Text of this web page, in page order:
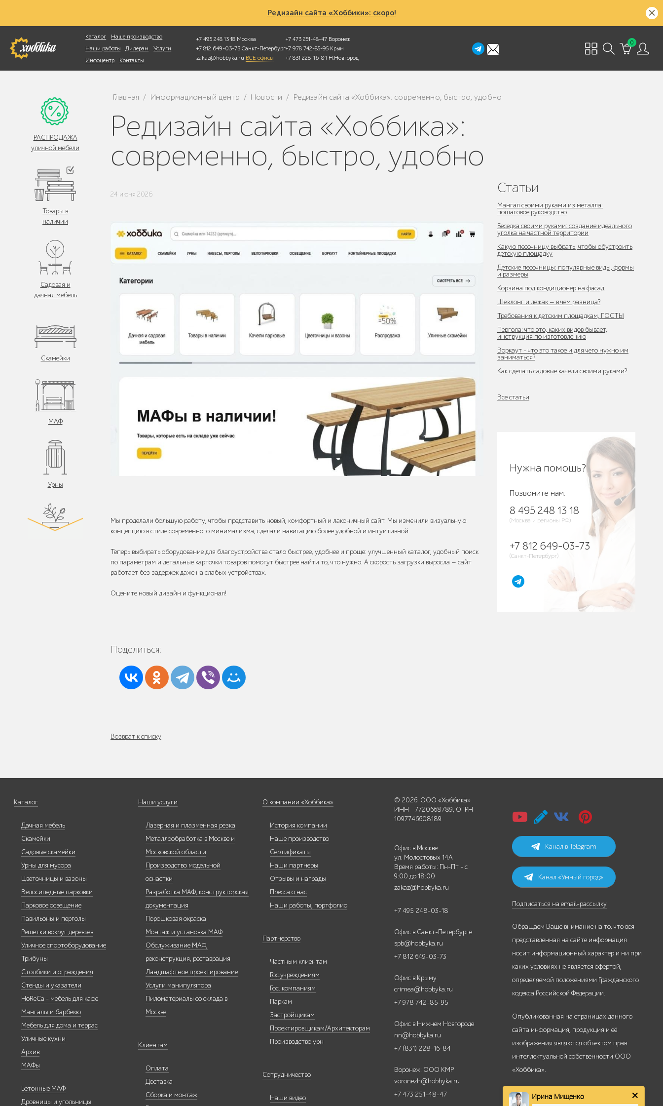
Редизайн сайта «Хоббики»: скоро!
Каталог
Наше производство
Наши работы
Дилерам
Услуги
Инфоцентр
Контакты
+7 495 248 13 18 Москва
+7 812 649-03-73 Санкт-Петербург
zakaz@hobbyka.ru ВСЕ офисы
+7 473 251-48-47 Воронеж
+7 978 742-85-95 Крым
+7 831 228-16-84 Н.Новгород
0
Фотопоиск
РАСПРОДАЖА
уличной мебели
Товары в
наличии
Садовая и
дачная мебель
Скамейки
МАФ
Урны
шезлонги
Парковые качели
Павильоны,
навесы и
перголы
Защита
корневой
системы
Уличное
спортивное
оборудование
Главная / Информационный центр / Новости / Редизайн сайта «Хоббика»: современно, быстро, удобно
Редизайн сайта «Хоббика»:
современно, быстро, удобно
24 июня 2026
Мы проделали большую работу, чтобы представить новый, комфортный и лаконичный сайт. Мы изменили визуальную
концепцию в стиле современного минимализма, сделали навигацию более удобной и интуитивной.
Теперь выбирать оборудование для благоустройства стало быстрее, удобнее и проще: улучшенный каталог, удобный поиск
по параметрам и детальные карточки товаров помогут быстрее найти то, что нужно. А скорость загрузки выросла — сайт
работает без задержек даже на слабых устройствах.
Оцените новый дизайн и функционал!
Поделиться:
Возврат к списку
Статьи
Мангал своими руками из металла:
пошаговое руководство
Беседка своими руками: создание идеального
уголка на частной территории
Какую песочницу выбрать, чтобы обустроить
детскую площадку
Детские песочницы: популярные виды, формы
и размеры
Корзина под кондиционер на фасад
Шезлонг и лежак — в чем разница?
Требования к детским площадкам, ГОСТЫ
Пергола: что это, каких видов бывает,
инструкция по изготовлению
Воркаут - что это такое и для чего нужно им
заниматься?
Как сделать садовые качели своими руками?
Все статьи
Нужна помощь?
Позвоните нам:
8 495 248 13 18
(Москва и регионы РФ)
+7 812 649-03-73
(Санкт-Петербург)
Каталог
Дачная мебель
Скамейки
Садовые скамейки
Урны для мусора
Цветочницы и вазоны
Велосипедные парковки
Парковое освещение
Павильоны и перголы
Решётки вокруг деревьев
Уличное спортоборудование
Трибуны
Столбики и ограждения
Стенды и указатели
HoReCa - мебель для кафе
Мангалы и барбекю
Мебель для дома и террас
Уличные кухни
Архив
МАФы
Бетонные МАФ
Дровницы и угольницы
Наши услуги
Лазерная и плазменная резка
Металлообработка в Москве и
Московской области
Производство модельной
оснастки
Разработка МАФ, конструкторская
документация
Порошковая окраска
Монтаж и установка МАФ
Обслуживание МАФ,
реконструкция, реставрация
Ландшафтное проектирование
Услуги манипулятора
Пиломатериалы со склада в
Москве
Клиентам
Оплата
Доставка
Сборка и монтаж
О компании «Хоббика»
История компании
Наше производство
Сертификаты
Наши партнеры
Отзывы и награды
Пресса о нас
Наши работы, портфолио
Партнерство
Частным клиентам
Гос.учреждениям
Гос. компаниям
Паркам
Застройщикам
Проектировщикам/Архитекторам
Производство урн
Сотрудничество
Наши видео
© 2026. ООО «Хоббика»
ИНН - 7720668789, ОГРН -
1097746608189
Офис в Москве
ул. Молостовых 14А
Время работы: Пн-Пт - с
9:00 до 18:00
zakaz@hobbyka.ru
+7 495 248-03-18
Офис в Санкт-Петербурге
spb@hobbyka.ru
+7 812 649-03-73
Офис в Крыму
crimea@hobbyka.ru
+7 978 742-85-95
Офис в Нижнем Новгороде
nn@hobbyka.ru
+7 (831) 228-16-84
Воронеж: ООО КМР
voronezh@hobbyka.ru
+7 473 251-48-47
Канал в Telegram
Канал «Умный город»
Подписаться на email-рассылку
Обращаем Ваше внимание на то, что вся
представленная на сайте информация
носит информационный характер и ни при
каких условиях не является офертой,
определяемой положениями Гражданского
кодекса Российской Федерации.
Опубликованная на страницах данного
сайта информация, продукция и её
изображения являются объектом прав
интеллектуальной собственности ООО
«Хоббика».
Использование изображений, фотографий
Ирина Мищенко